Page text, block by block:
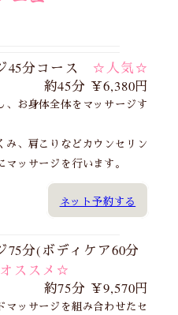
45分コース
☆人気☆
約45分 ￥6,380円
、お身体全体をマッサージす
み、肩こりなどカウンセリン
ッサージを行います。
ネット予約する
75分(ボディケア60分
ススメ☆
約75分 ￥9,570円
マッサージを組み合わせたセ